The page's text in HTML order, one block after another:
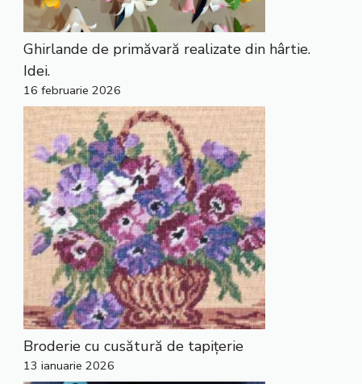
Ghirlande de primăvară realizate din hârtie.
Idei.
16 februarie 2026
Broderie cu cusătură de tapițerie
13 ianuarie 2026